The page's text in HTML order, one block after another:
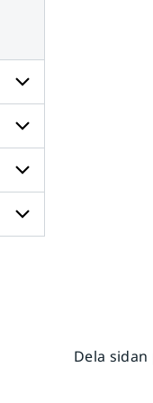
Undersidor
för
Radar
och
satellit
Undersidor
för
Väder
till
havs
Undersidor
för
Dela sidan